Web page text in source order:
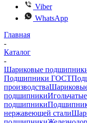
Viber
WhatsApp
Главная
-
Каталог
-
Шариковые
Подшипники ГОСТ
производства
подшипники
подшипники
нержавеющей стали